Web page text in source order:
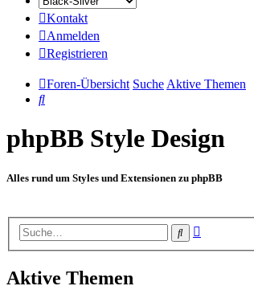
Kontakt
Anmelden
Registrieren
Foren-Übersicht Suche Aktive Themen
Suche
phpBB Style Design
Alles rund um Styles und Extensionen zu phpBB
Suche
Aktive Themen